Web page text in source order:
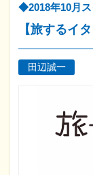
◆2018年10月ス
【旅するイ
田辺誠一